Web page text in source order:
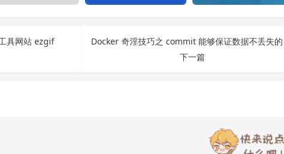
具网站 ezgif
下一篇